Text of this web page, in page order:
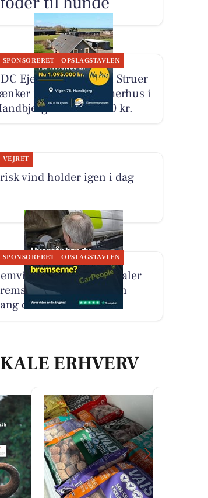
SPONSORERET OPSLAGSTAVLEN
Ejen­doms­grup­pen Struer
prisen på sommerhus i
med 100.000 kr.
VEJRET
vind holder igen i dag
SPONSORERET OPSLAGSTAVLEN
Autocenter anbefaler
mindst én
om året
ERHVERV